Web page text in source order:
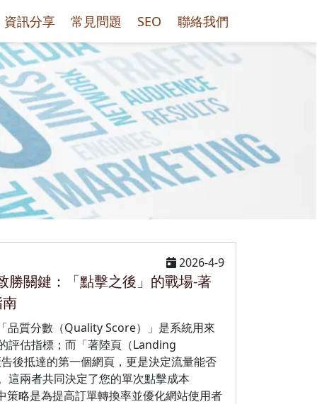
資訊分享 常見問題 SEO 聯絡我們
2026-4-9
勝關鍵：「點擊之後」的戰場-著
品質分數（Quality Score）」是系統用來
評估指標；而「著陸頁（Landing
後抵達的第一個網頁，更是決定流量能否
這兩者共同決定了您的單次點擊成本
策略是為提高訂單轉換率並優化網站使用者